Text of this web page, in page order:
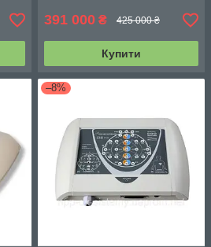
391 000 ₴ 425 000 ₴
Купити
–8%